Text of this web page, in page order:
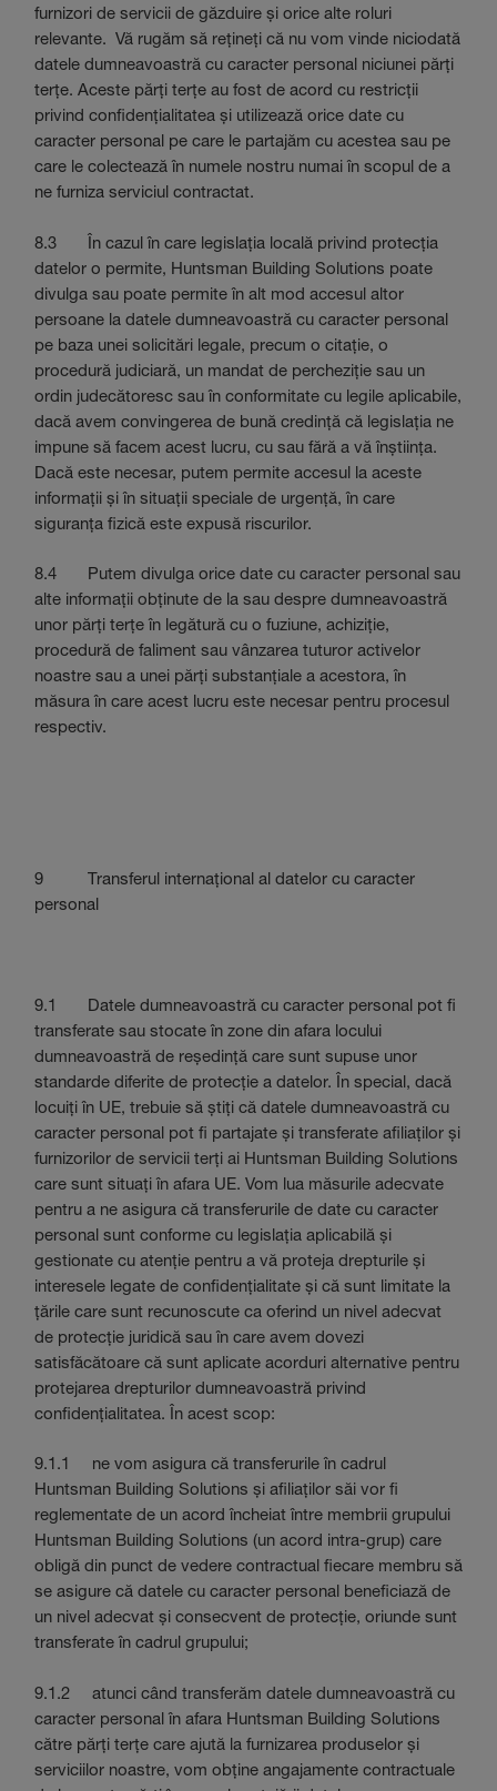
furnizori de servicii de găzduire și orice alte roluri
relevante. Vă rugăm să rețineți că nu vom vinde niciodată
datele dumneavoastră cu caracter personal niciunei părți
terțe. Aceste părți terțe au fost de acord cu restricții
privind confidențialitatea și utilizează orice date cu
caracter personal pe care le partajăm cu acestea sau pe
care le colectează în numele nostru numai în scopul de a
ne furniza serviciul contractat.
8.3 În cazul în care legislația locală privind protecția
datelor o permite, Huntsman Building Solutions poate
divulga sau poate permite în alt mod accesul altor
persoane la datele dumneavoastră cu caracter personal
pe baza unei solicitări legale, precum o citație, o
procedură judiciară, un mandat de percheziție sau un
ordin judecătoresc sau în conformitate cu legile aplicabile,
dacă avem convingerea de bună credință că legislația ne
impune să facem acest lucru, cu sau fără a vă înștiința.
Dacă este necesar, putem permite accesul la aceste
informații și în situații speciale de urgență, în care
siguranța fizică este expusă riscurilor.
8.4 Putem divulga orice date cu caracter personal sau
alte informații obținute de la sau despre dumneavoastră
unor părți terțe în legătură cu o fuziune, achiziție,
procedură de faliment sau vânzarea tuturor activelor
noastre sau a unei părți substanțiale a acestora, în
măsura în care acest lucru este necesar pentru procesul
respectiv.
9 Transferul internațional al datelor cu caracter
personal
9.1 Datele dumneavoastră cu caracter personal pot fi
transferate sau stocate în zone din afara locului
dumneavoastră de reședință care sunt supuse unor
standarde diferite de protecție a datelor. În special, dacă
locuiți în UE, trebuie să știți că datele dumneavoastră cu
caracter personal pot fi partajate și transferate afiliaților și
furnizorilor de servicii terți ai Huntsman Building Solutions
care sunt situați în afara UE. Vom lua măsurile adecvate
pentru a ne asigura că transferurile de date cu caracter
personal sunt conforme cu legislația aplicabilă și
gestionate cu atenție pentru a vă proteja drepturile și
interesele legate de confidențialitate și că sunt limitate la
țările care sunt recunoscute ca oferind un nivel adecvat
de protecție juridică sau în care avem dovezi
satisfăcătoare că sunt aplicate acorduri alternative pentru
protejarea drepturilor dumneavoastră privind
confidențialitatea. În acest scop:
9.1.1 ne vom asigura că transferurile în cadrul
Huntsman Building Solutions și afiliaților săi vor fi
reglementate de un acord încheiat între membrii grupului
Huntsman Building Solutions (un acord intra-grup) care
obligă din punct de vedere contractual fiecare membru să
se asigure că datele cu caracter personal beneficiază de
un nivel adecvat și consecvent de protecție, oriunde sunt
transferate în cadrul grupului;
9.1.2 atunci când transferăm datele dumneavoastră cu
caracter personal în afara Huntsman Building Solutions
către părți terțe care ajută la furnizarea produselor și
serviciilor noastre, vom obține angajamente contractuale